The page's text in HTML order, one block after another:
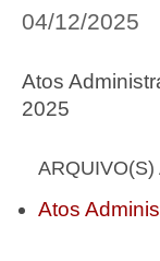
04/12/2025
Atos
2025
ARQUIVO(S)
Atos